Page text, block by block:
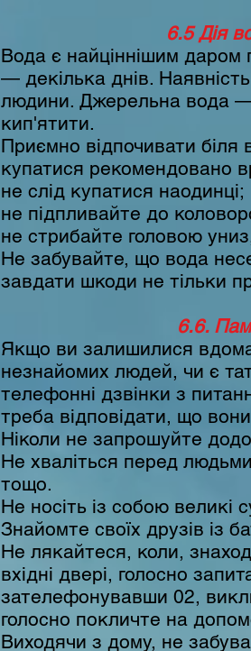
6.5 Дія
Вода є найціннішим
— декілька днів.
людини. Джерельна вода —
кип'ятити.
Приємно відпочивати
купатися рекомендовано
не слід купатися наодинці;
не підпливайте до
не стрибайте головою
Не забувайте, що вода
завдати шкоди не тільки
6.6.
Якщо ви залишилися
незнайомих людей, чи є
телефонні дзвінки з
треба відповідати, що
Ніколи не запрошуйте
Не хваліться перед
тощо.
Не носіть із собою
Знайомте своїх друзів із
Не лякайтеся, коли,
вхідні двері, голосно
зателефонувавши 02,
голосно покличте на
Виходячи з дому, не